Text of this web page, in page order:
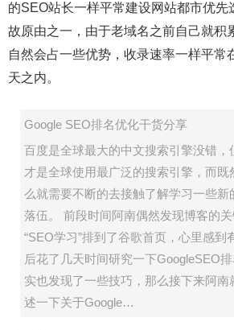
的SEO站长一样平常建设网站都市优先
故原由之一，由于老域名之前自己就积
自然会占一些优势，收录速率一样平常
天之内。
Google SEO排名优化干货分享
百度是全球最大的中文搜索引擎没错，
才是全球使用最广泛的搜索引擎，而既
么就需要不断的去接触了解学习一些新
落伍。 前段时间阿南偶然发现博客的关
“SEO学习”排到了谷歌首页，心里感到
后花了几天时间研究一下GoogleSEO
实也发现了一些技巧，那么接下来阿南
述一下关于Google…